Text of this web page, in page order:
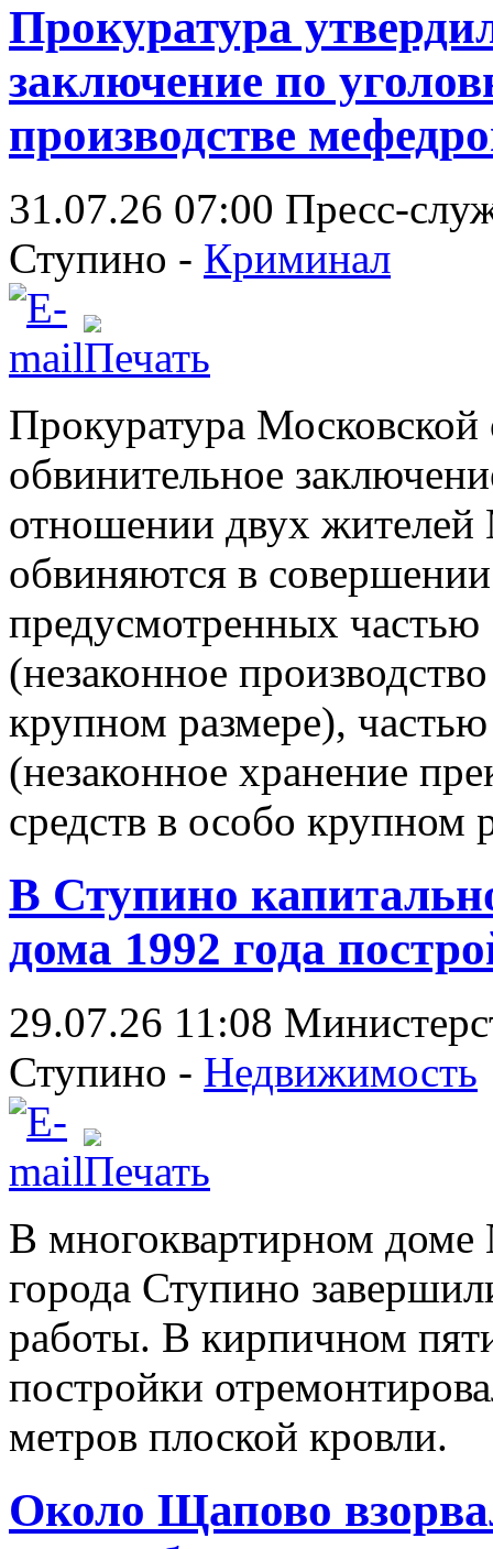
Прокуратура
заключение по
производстве
31.07.26 07:00 Пресс-
Ступино - Криминал
Прокуратура Московской
обвинительное
отношении двух
обвиняются в
предусмотренных
(незаконное
крупном размере),
(незаконное хранение
средств в особо крупном
В Ступино
дома 1992 года
29.07.26 11:08
Ступино - Недвижимость
В многоквартирном доме
города Ступино
работы. В кирпичном
постройки
метров плоской кровли.
Около Щапово